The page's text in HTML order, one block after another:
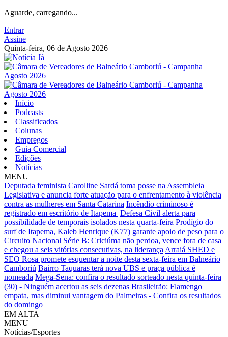
Aguarde, carregando...
Entrar
Assine
Quinta-feira, 06 de Agosto 2026
Início
Podcasts
Classificados
Colunas
Empregos
Guia Comercial
Edições
Notícias
MENU
Deputada feminista Carolline Sardá toma posse na Assembleia
Legislativa e anuncia forte atuação para o enfrentamento à violência
contra as mulheres em Santa Catarina Incêndio criminoso é
registrado em escritório de Itapema Defesa Civil alerta para
possibilidade de temporais isolados nesta quarta-feira Prodígio do
surf de Itapema, Kaleb Henrique (K77) garante apoio de peso para o
Circuito Nacional Série B: Criciúma não perdoa, vence fora de casa
e chegou a seis vitórias consecutivas, na liderança Arraiá SHED e
SEO Rosa promete esquentar a noite desta sexta-feira em Balneário
Camboriú Bairro Taquaras terá nova UBS e praça pública é
nomeada Mega-Sena: confira o resultado sorteado nesta quinta-feira
(30) - Ninguém acertou as seis dezenas Brasileirão: Flamengo
empata, mas diminui vantagem do Palmeiras - Confira os resultados
do domingo
EM ALTA
MENU
Notícias/Esportes